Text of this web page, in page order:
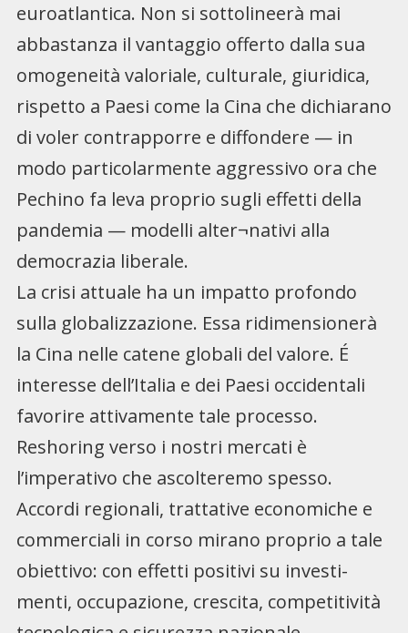
euroatlantica. Non si sottolineerà mai
abbastanza il vantaggio offerto dalla sua
omogeneità valoriale, culturale, giuridica,
rispetto a Paesi come la Cina che dichiarano
di voler contrapporre e diffondere — in
modo particolarmente aggressivo ora che
Pechino fa leva proprio sugli effetti della
pandemia — modelli alter¬nativi alla
democrazia liberale.
La crisi attuale ha un impatto profondo
sulla globalizzazione. Essa ridimensionerà
la Cina nelle catene globali del valore. É
interesse dell’Italia e dei Paesi occidentali
favorire attivamente tale processo.
Reshoring verso i nostri mercati è
l’imperativo che ascolteremo spesso.
Accordi regionali, trattative economiche e
commerciali in corso mirano proprio a tale
obiettivo: con effetti positivi su investi-
menti, occupazione, crescita, competitività